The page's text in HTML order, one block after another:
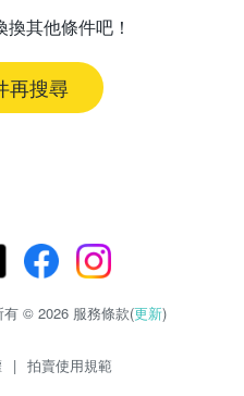
其他條件吧！
再搜尋
有 © 2026 服務條款(更新)
| 拍賣使用規範